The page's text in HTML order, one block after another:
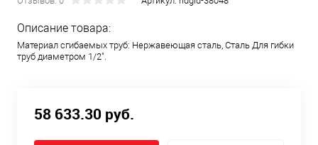
Ridgid 608,
Описание товара:
Материал сгибаемых труб: Нержавеющая сталь, Сталь Для гибки
труб диаметром 1/2".
58 633.30 руб.